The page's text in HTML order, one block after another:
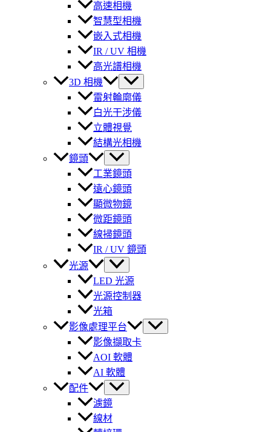
高速相機
智慧型相機
嵌入式相機
IR / UV 相機
高光譜相機
3D 相機
雷射輪廓儀
白光干涉儀
立體視覺
結構光相機
鏡頭
工業鏡頭
遠心鏡頭
顯微物鏡
微距鏡頭
線掃鏡頭
IR / UV 鏡頭
光源
LED 光源
光源控制器
光箱
影像處理平台
影像擷取卡
AOI 軟體
AI 軟體
配件
濾鏡
線材